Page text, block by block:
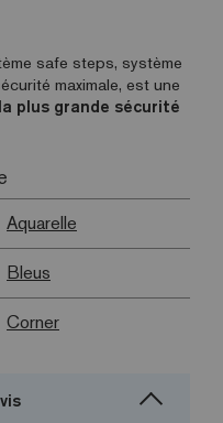
safe steps, système
maximale, est une
plus grande sécurité
Aquarelle
Bleus
Corner